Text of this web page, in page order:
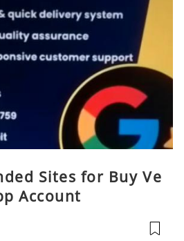
Sites for Buy Ve
Account